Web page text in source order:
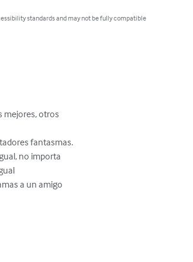
standards and may not be fully compatible
mejores, otros
fantasmas.
no importa